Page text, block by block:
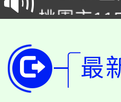
車」活動
桃園市
代理(課)
公告本校
代理(課)
轉知中國
最